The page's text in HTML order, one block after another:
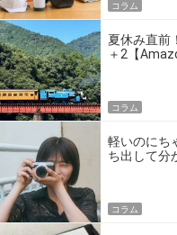
コラム
夏休み直前
＋2【
コラム
軽いのにち
ち出して分
コラム